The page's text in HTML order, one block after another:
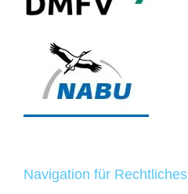
Navigation für Rechtliches